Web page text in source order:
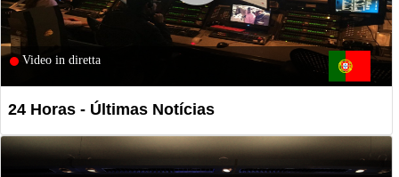
Video in diretta
24 Horas - Últimas Notícias